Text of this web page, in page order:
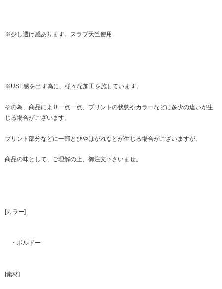
※少し透け感あります。スラブ天竺使用
※USE感を出す為に、様々な加工を施しています。
その為、商品により一点一点、プリントの状態やカラーなどに多少の違いが生
じる場合がございます。
プリント部分などに一部とびやはがれなどが生じる場合がございますが、
商品の味として、ご理解の上、御注文下さいませ。
[カラー]
・ボルドー
[素材]